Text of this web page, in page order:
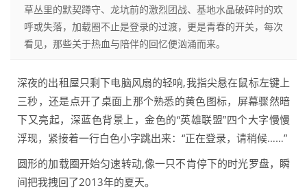
草丛里的默契蹲守、龙坑前的激烈团战、基地水晶破碎时的欢
呼或失落，加载圈不止是登录的过渡，更是青春的开关，每次
看见，那些关于热血与陪伴的回忆便汹涌而来。
深夜的出租屋只剩下电脑风扇的轻响,我指尖悬在鼠标左键上
三秒，还是点开了桌面上那个熟悉的黄色图标，屏幕骤然暗
下又亮起，深蓝色背景上，金色的“英雄联盟”四个大字慢慢
浮现，紧接着一行白色小字跳出来：“正在登录，请稍候……”
圆形的加载圈开始匀速转动,像一只不肯停下的时光罗盘，瞬
间把我拽回了2013年的夏天。